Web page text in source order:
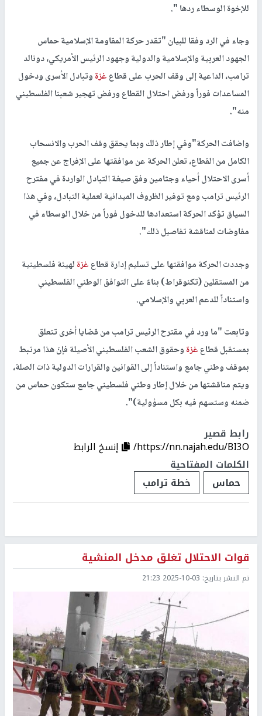
للإخوة الوسطاء ردها ".
وجاء في الرد وفقا للبيان "تقدر حركة المقاومة الإسلامية حماس
الجهود العربية والإسلامية والدولية وجهود الرئيس الأمريكي، دونالد
ترامب، الداعية إلى وقف الحرب على قطاعغزةوتبادل الأسرى ودخول
المساعدات فوراً ورفض احتلال القطاع ورفض تهجير شعبنا الفلسطيني
منه".
واضافت الحركة"وفي إطار ذلك وبما يحقق وقف الحرب والانسحاب
الكامل من القطاع، تعلن الحركة عن موافقتها على الإفراج عن جميع
أسرى الاحتلال أحياء وجثامين وفق صيغة التبادل الواردة في مقترح
الرئيس ترامب ومع توفير الظروف الميدانية لعملية التبادل، وفي هذا
السياق تؤكد الحركة استعدادها للدخول فوراً من خلال الوسطاء في
مفاوضات لمناقشة تفاصيل ذلك".
وجددت الحركة موافقتها على تسليم إدارة قطاعغزةلهيئة فلسطينية
من المستقلين (تكنوقراط) بناءً على التوافق الوطني الفلسطيني
واستناداً للدعم العربي والإسلامي.
وتابعت "ما ورد في مقترح الرئيس ترامب من قضايا أخرى تتعلق
بمستقبل قطاعغزةوحقوق الشعب الفلسطيني الأصيلة فإنَ هذا مرتبط
بموقف وطني جامع واستناداً إلى القوانين والقرارات الدولية ذات الصلة،
ويتم مناقشتها من خلال إطار وطني فلسطيني جامع ستكون حماس من
ضمنه وستسهم فيه بكل مسؤولية)".
رابط قصير
https://nn.najah.edu/BI3O/
إنسخ الرابط
الكلمات المفتاحية
حماس
خطة ترامب
قوات الاحتلال تغلق مدخل المنشية
تم النشر بتاريخ: 2025-10-03 21:23